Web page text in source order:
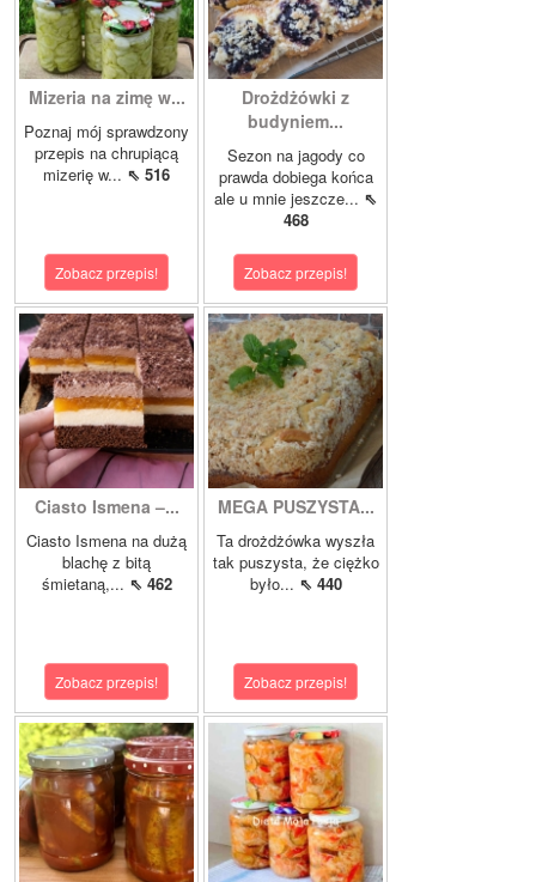
Mizeria na zimę w...
Poznaj mój sprawdzony
przepis na chrupiącą
mizerię w... ⇖ 516
Zobacz przepis!
Drożdżówki z
budyniem...
Sezon na jagody co
prawda dobiega końca
ale u mnie jeszcze... ⇖
468
Zobacz przepis!
Ciasto Ismena –...
Ciasto Ismena na dużą
blachę z bitą
śmietaną,... ⇖ 462
Zobacz przepis!
MEGA PUSZYSTA...
Ta drożdżówka wyszła
tak puszysta, że ciężko
było... ⇖ 440
Zobacz przepis!